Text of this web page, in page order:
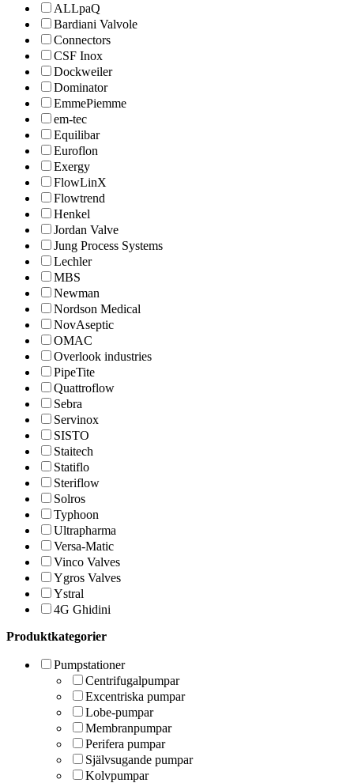
ALLpaQ
Bardiani Valvole
Connectors
CSF Inox
Dockweiler
Dominator
EmmePiemme
em-tec
Equilibar
Euroflon
Exergy
FlowLinX
Flowtrend
Henkel
Jordan Valve
Jung Process Systems
Lechler
MBS
Newman
Nordson Medical
NovAseptic
OMAC
Overlook industries
PipeTite
Quattroflow
Sebra
Servinox
SISTO
Staitech
Statiflo
Steriflow
Solros
Typhoon
Ultrapharma
Versa-Matic
Vinco Valves
Ygros Valves
Ystral
4G Ghidini
Produktkategorier
Pumpstationer
Centrifugalpumpar
Excentriska pumpar
Lobe-pumpar
Membranpumpar
Perifera pumpar
Självsugande pumpar
Kolvpumpar